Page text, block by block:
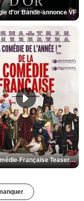
d'or Bande-annonce VF
De la Comédie-Française Teaser VF